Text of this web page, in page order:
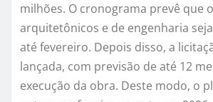
milhões. O cronograma prevê que
arquitetônicos e de engenharia
até fevereiro. Depois disso, a
lançada, com previsão de até 12
execução da obra. Deste modo, o